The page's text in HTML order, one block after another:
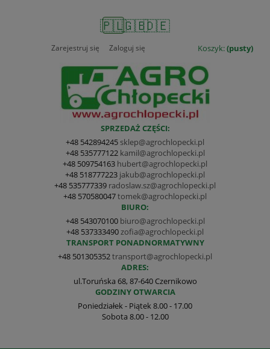
🇵🇱🇬🇧🇩🇪
Koszyk:(pusty)
Zarejestruj się Zaloguj się
SPRZEDAŻ CZĘŚCI:
+48 542894245 sklep@agrochlopecki.pl
+48 535777122 kamil@agrochlopecki.pl
+48 509754163 hubert@agrochlopecki.pl
+48 518777223 jakub@agrochlopecki.pl
+48 535777339 radoslaw.sz@agrochlopecki.pl
+48 570580047tomek@agrochlopecki.pl
BIURO:
+48 543070100 biuro@agrochlopecki.pl
+48 537333490 zofia@agrochlopecki.pl
TRANSPORT PONADNORMATYWNY
+48 501305352transport@agrochlopecki.pl
ADRES:
ul.Toruńska 68, 87-640 Czernikowo
GODZINY OTWARCIA
Poniedziałek - Piątek 8.00 - 17.00
Sobota 8.00 - 12.00